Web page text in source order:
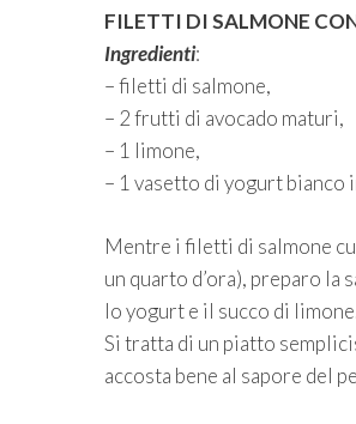
FILETTI DI SALMONE
Ingredienti:
– filetti di salmone,
– 2 frutti di avocado maturi,
– 1 limone,
– 1 vasetto di yogurt bianco
Mentre i filetti di salmone
un quarto d’ora), preparo la
lo yogurt e il succo di
Si tratta di un piatto
accosta bene al sapore del